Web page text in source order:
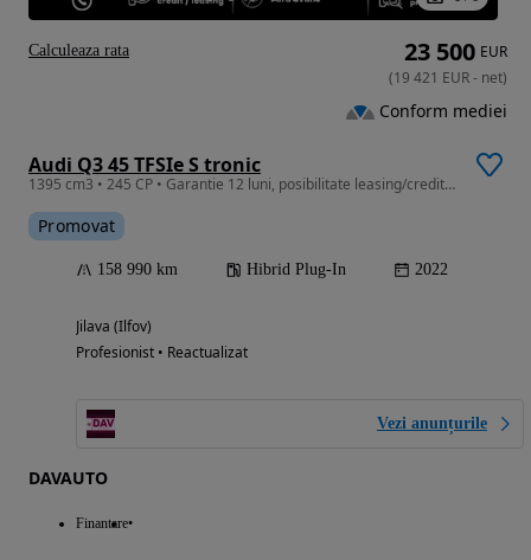
Audi Q3 45 TFSIe S tronic
1395 cm3 • 245 CP • Garantie 12 luni, posibilitate leasing/creditare
Promovat
158 990 km Hibrid Plug-In 2022
Jilava (Ilfov)
Profesionist • Reactualizat
Vezi anunțurile
DAVAUTO
Finantare
23 500 EUR
(19 421 EUR- net)
Conform mediei
Calculeaza rata